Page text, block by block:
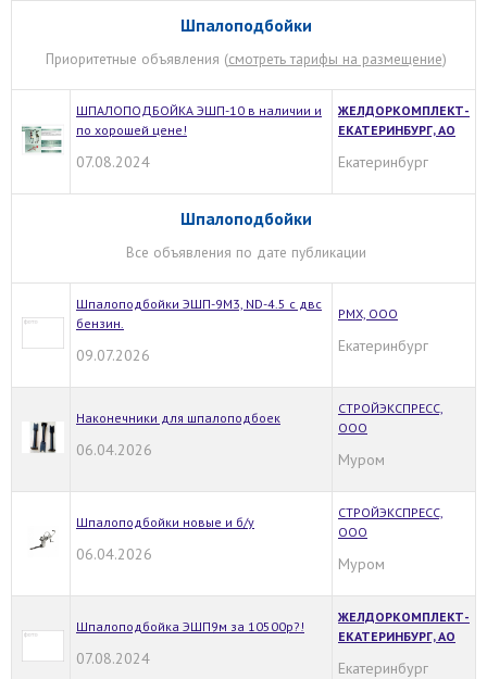
Шпалоподбойки
Приоритетные объявления (смотреть тарифы на размещение)
ШПАЛОПОДБОЙКА ЭШП-10 в наличии и
по хорошей цене!
07.08.2024
ЖЕЛДОРКОМПЛЕКТ-
ЕКАТЕРИНБУРГ, АО
Екатеринбург
Шпалоподбойки
Все объявления по дате публикации
Шпалоподбойки ЭШП-9М3, ND-4.5 с двс
бензин.
09.07.2026
РМХ, ООО
Екатеринбург
Наконечники для шпалоподбоек
06.04.2026
СТРОЙЭКСПРЕСС,
OOO
Муром
Шпалоподбойки новые и б/у
06.04.2026
СТРОЙЭКСПРЕСС,
OOO
Муром
Шпалоподбойка ЭШП9м за 10500р?!
07.08.2024
ЖЕЛДОРКОМПЛЕКТ-
ЕКАТЕРИНБУРГ, АО
Екатеринбург